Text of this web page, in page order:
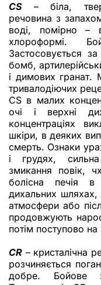
CS– біла,
речовина з
воді, помірно –
хлороформі.
Застосовується
бомб,
і димових гранат.
тривалодіючих
CS в малих
очі і верхні
концентраціях
шкіри, в деяких
смерть. Ознаки
і грудях, сильна
змикання повік,
болісна печія в
дихальних
атмосфери або
продовжують
потім поступово
CR – кристалічна
розчиняється
добре. Бойове